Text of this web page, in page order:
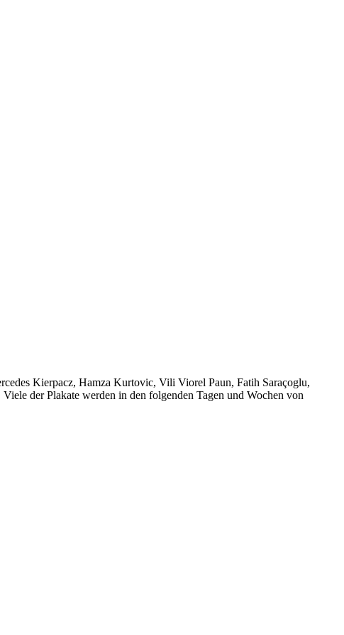
Kierpacz, Hamza Kurtovic, Vili Viorel Paun, Fatih Saraçoglu,
der Plakate werden in den folgenden Tagen und Wochen von